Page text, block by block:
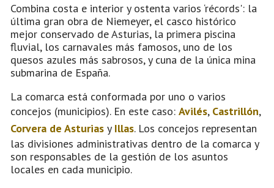
Combina costa e interior y ostenta varios ‘récords': la
última gran obra de Niemeyer, el casco histórico
mejor conservado de Asturias, la primera piscina
fluvial, los carnavales más famosos, uno de los
quesos azules más sabrosos, y cuna de la única mina
submarina de España.
La comarca está conformada por uno o varios
concejos (municipios). En este caso: Avilés, Castrillón,
Corvera de Asturias y Illas. Los concejos representan
las divisiones administrativas dentro de la comarca y
son responsables de la gestión de los asuntos
locales en cada municipio.